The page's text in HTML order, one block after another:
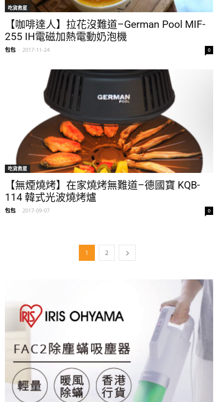
吃貨救星
【咖啡達人】拉花沒難道–German Pool MIF-
255 IH電磁加熱電動奶泡機
包包 - 2017-11-24 0
吃貨救星
【無煙燒烤】在家燒烤無難道–德國寶 KQB-
114 韓式光波燒烤爐
包包 - 2017-09-07 0
1 2